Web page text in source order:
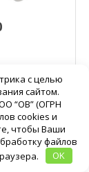
с целью
сайтом.
“ОВ” (ОГРН
cookies и
чтобы Ваши
файлов
OK